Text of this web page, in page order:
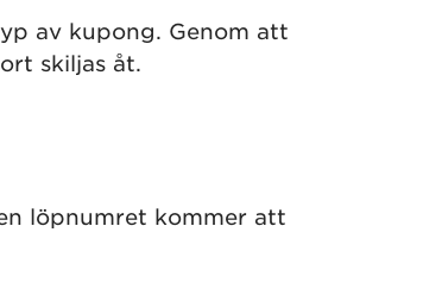
av kupong. Genom att
skiljas åt.
löpnumret kommer att